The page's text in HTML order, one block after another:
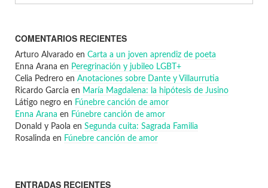
COMENTARIOS RECIENTES
Arturo Alvarado en Carta a un joven aprendiz de poeta
Enna Arana en Peregrinación y jubileo LGBT+
Celia Pedrero en Anotaciones sobre Dante y Villaurrutia
Ricardo Garcia en María Magdalena: la hipótesis de Jusino
Látigo negro en Fúnebre canción de amor
Enna Arana en Fúnebre canción de amor
Donald y Paola en Segunda cuita: Sagrada Familia
Rosalinda en Fúnebre canción de amor
ENTRADAS RECIENTES